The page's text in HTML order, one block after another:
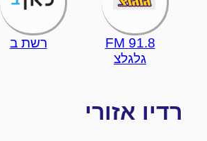
91.8 FM
גלגלצ
רשת ב
רדיו אזורי